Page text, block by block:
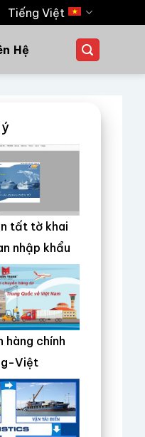
Tiếng Việt
Hệ
tất tờ khai
nhập khẩu
hàng chính
Việt